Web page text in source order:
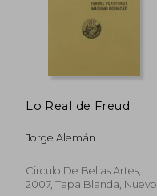
Lo Real de Freud
Jorge Alemán
Circulo De Bellas Artes,
2007, Tapa Blanda, Nuevo